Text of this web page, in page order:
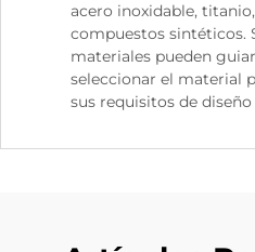
acero inoxidable,
compuestos sintéticos.
materiales pueden
seleccionar el material
sus requisitos de